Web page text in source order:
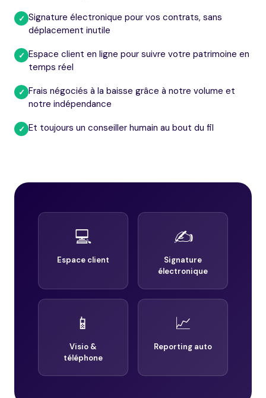
✓ Signature électronique pour vos contrats, sans
déplacement inutile
✓ Espace client en ligne pour suivre votre patrimoine en
temps réel
✓ Frais négociés à la baisse grâce à notre volume et
notre indépendance
✓ Et toujours un conseiller humain au bout du fil
💻
Espace client
✍️
Signature
électronique
📱
Visio &
téléphone
📈
Reporting auto